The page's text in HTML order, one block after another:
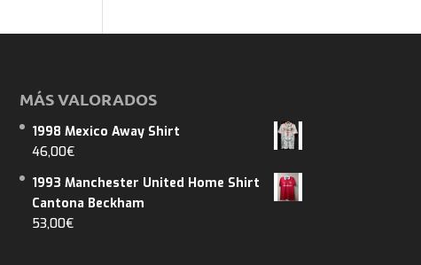
MÁS VALORADOS
1998 Mexico Away Shirt
46,00€
1993 Manchester United Home Shirt
Cantona Beckham
53,00€